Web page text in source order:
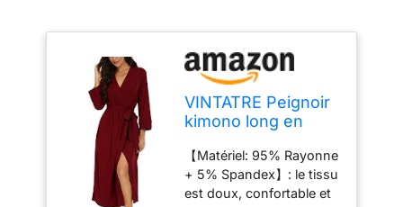
VINTATRE Peignoir
kimono long en
avec col en V pour
femme, B03
Bordeaux, L
【Matériel: 95% Rayonne
+ 5% Spandex】: le tissu
est doux, confortable et